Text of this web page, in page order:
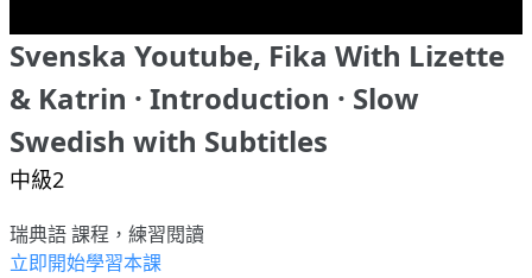
Svenska Youtube, Fika With Lizette
& Katrin · Introduction · Slow
Swedish with Subtitles
中級2
瑞典語 課程，練習閱讀
立即開始學習本課